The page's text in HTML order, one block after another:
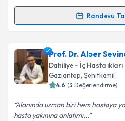
Kişisel verilerimin
kapsamda işlenmesini
Takvim
Randevu
Randevu Takvimi Talebi
Uzm. Dr. Ömer Aydın
talebi oluşturun. Size bu
için bir takvim
bilgilendireceğiz.
E-posta Adresiniz
Prof. Dr. Alper
Dahiliye - İç Hastalıkları
Gaziantep, Şehitkamil
4.6 (3 Değerlendirme)
Alanında uzman biri hem hastaya
hasta yakınına anlatımı...